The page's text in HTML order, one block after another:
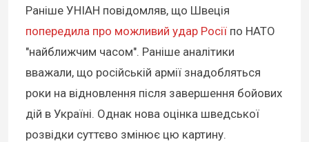
Раніше УНІАН повідомляв, що Швеція
попередила про можливий удар Росії по НАТО
"найближчим часом". Раніше аналітики
вважали, що російській армії знадобляться
роки на відновлення після завершення бойових
дій в Україні. Однак нова оцінка шведської
розвідки суттєво змінює цю картину.